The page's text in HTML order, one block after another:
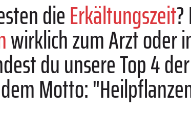
dieErkältungszeit
wirklich zum Arzt oder
du unsere Top 4
Motto: